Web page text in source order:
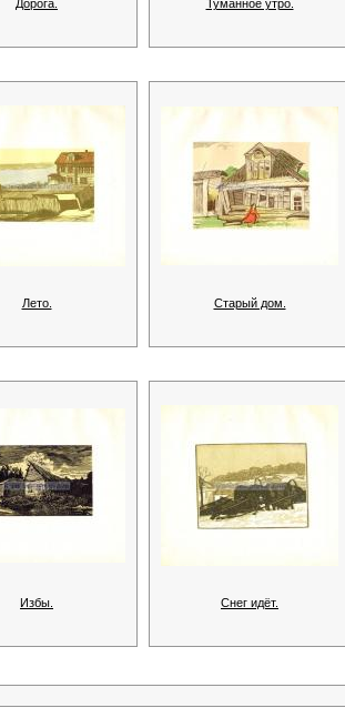
Дорога. Туманное утро.
Лето. Старый дом.
Избы. Снег идёт.